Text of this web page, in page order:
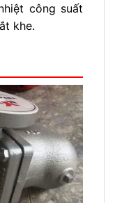
công suất
khe.